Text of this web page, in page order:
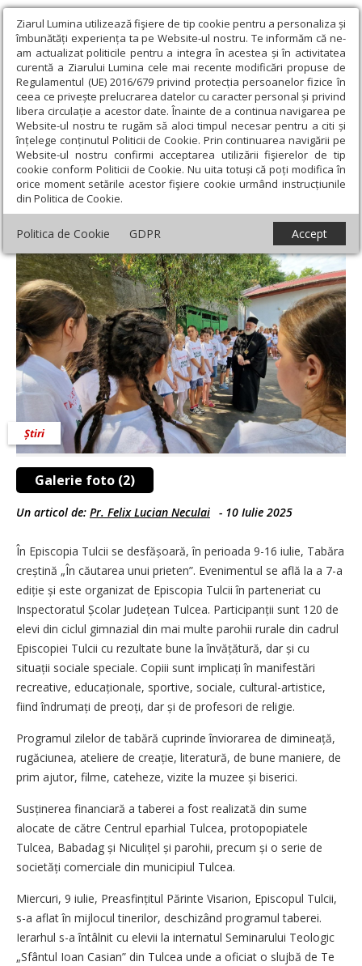
Ziarul Lumina utilizează fişiere de tip cookie pentru a personaliza și
îmbunătăți experiența ta pe Website-ul nostru. Te informăm că ne-
am actualizat politicile pentru a integra în acestea și în activitatea
curentă a Ziarului Lumina cele mai recente modificări propuse de
Regulamentul (UE) 2016/679 privind protecția persoanelor fizice în
ceea ce privește prelucrarea datelor cu caracter personal și privind
libera circulație a acestor date. Înainte de a continua navigarea pe
Website-ul nostru te rugăm să aloci timpul necesar pentru a citi și
înțelege conținutul Politicii de Cookie. Prin continuarea navigării pe
Website-ul nostru confirmi acceptarea utilizării fişierelor de tip
cookie conform Politicii de Cookie. Nu uita totuși că poți modifica în
orice moment setările acestor fişiere cookie urmând instrucțiunile
din Politica de Cookie.
Politica de Cookie GDPR Accept
Ziarul Lumina › Actualitate religioasă › Știri › O nouă ediție a
taberei creștine „În căutarea unui prieten”
O nouă ediție a taberei creștine „În
căutarea unui prieten”
Galerie foto (2)
Știri
Un articol de: Pr. Felix Lucian Neculai - 10 Iulie 2025
În Episcopia Tulcii se desfă­șoară, în perioada 9-16 iulie, Tabăra
creștină „În căutarea unui prieten”. Evenimentul se află la a 7-a
ediție și este organizat de Episcopia Tulcii în parteneriat cu
Inspectoratul Școlar Județean Tulcea. Partici­pan­ții sunt 120 de
elevi din ciclul gim­nazial din mai multe parohii rurale din cadrul
Episcopiei Tulcii cu rezul­tate bune la învățătură, dar și cu
situații sociale speciale. Copiii sunt implicați în manifestări
recreative, educaționale, sportive, sociale, cultural-artistice,
fiind îndrumați de preoți, dar și de profesori de religie.
Programul zilelor de tabără cuprinde înviorarea de dimineață,
rugăciunea, ateliere de creație, literatură, de bune maniere, de
prim ajutor, filme, cateheze, vizite la muzee și biserici.
Susținerea financiară a taberei a fost realizată din sume
alocate de către Centrul eparhial Tulcea, protopopiatele
Tulcea, Babadag și Niculițel și parohii, precum și o serie de
societăți comerciale din municipiul Tulcea.
Miercuri, 9 iulie, Preasfințitul Părinte Visarion, Episcopul Tulcii,
s-a aflat în mijlocul tinerilor, deschizând programul taberei.
Ierarhul s-a întâlnit cu elevii la in­ternatul Seminarului Teologic
„Sfântul Ioan Casian” din Tulcea unde a oficiat o slujbă de Te